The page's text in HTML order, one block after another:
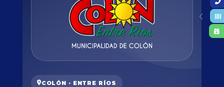
COLÓN · ENTRE RÍOS